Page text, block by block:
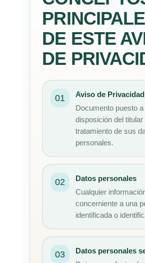
DE ESTE
DE
01 Aviso de Privacidad
Documento puesto a
disposición del titular
tratamiento de sus
personales.
02 Datos personales
Cualquier
concerniente a una
identificada o
03 Datos personales